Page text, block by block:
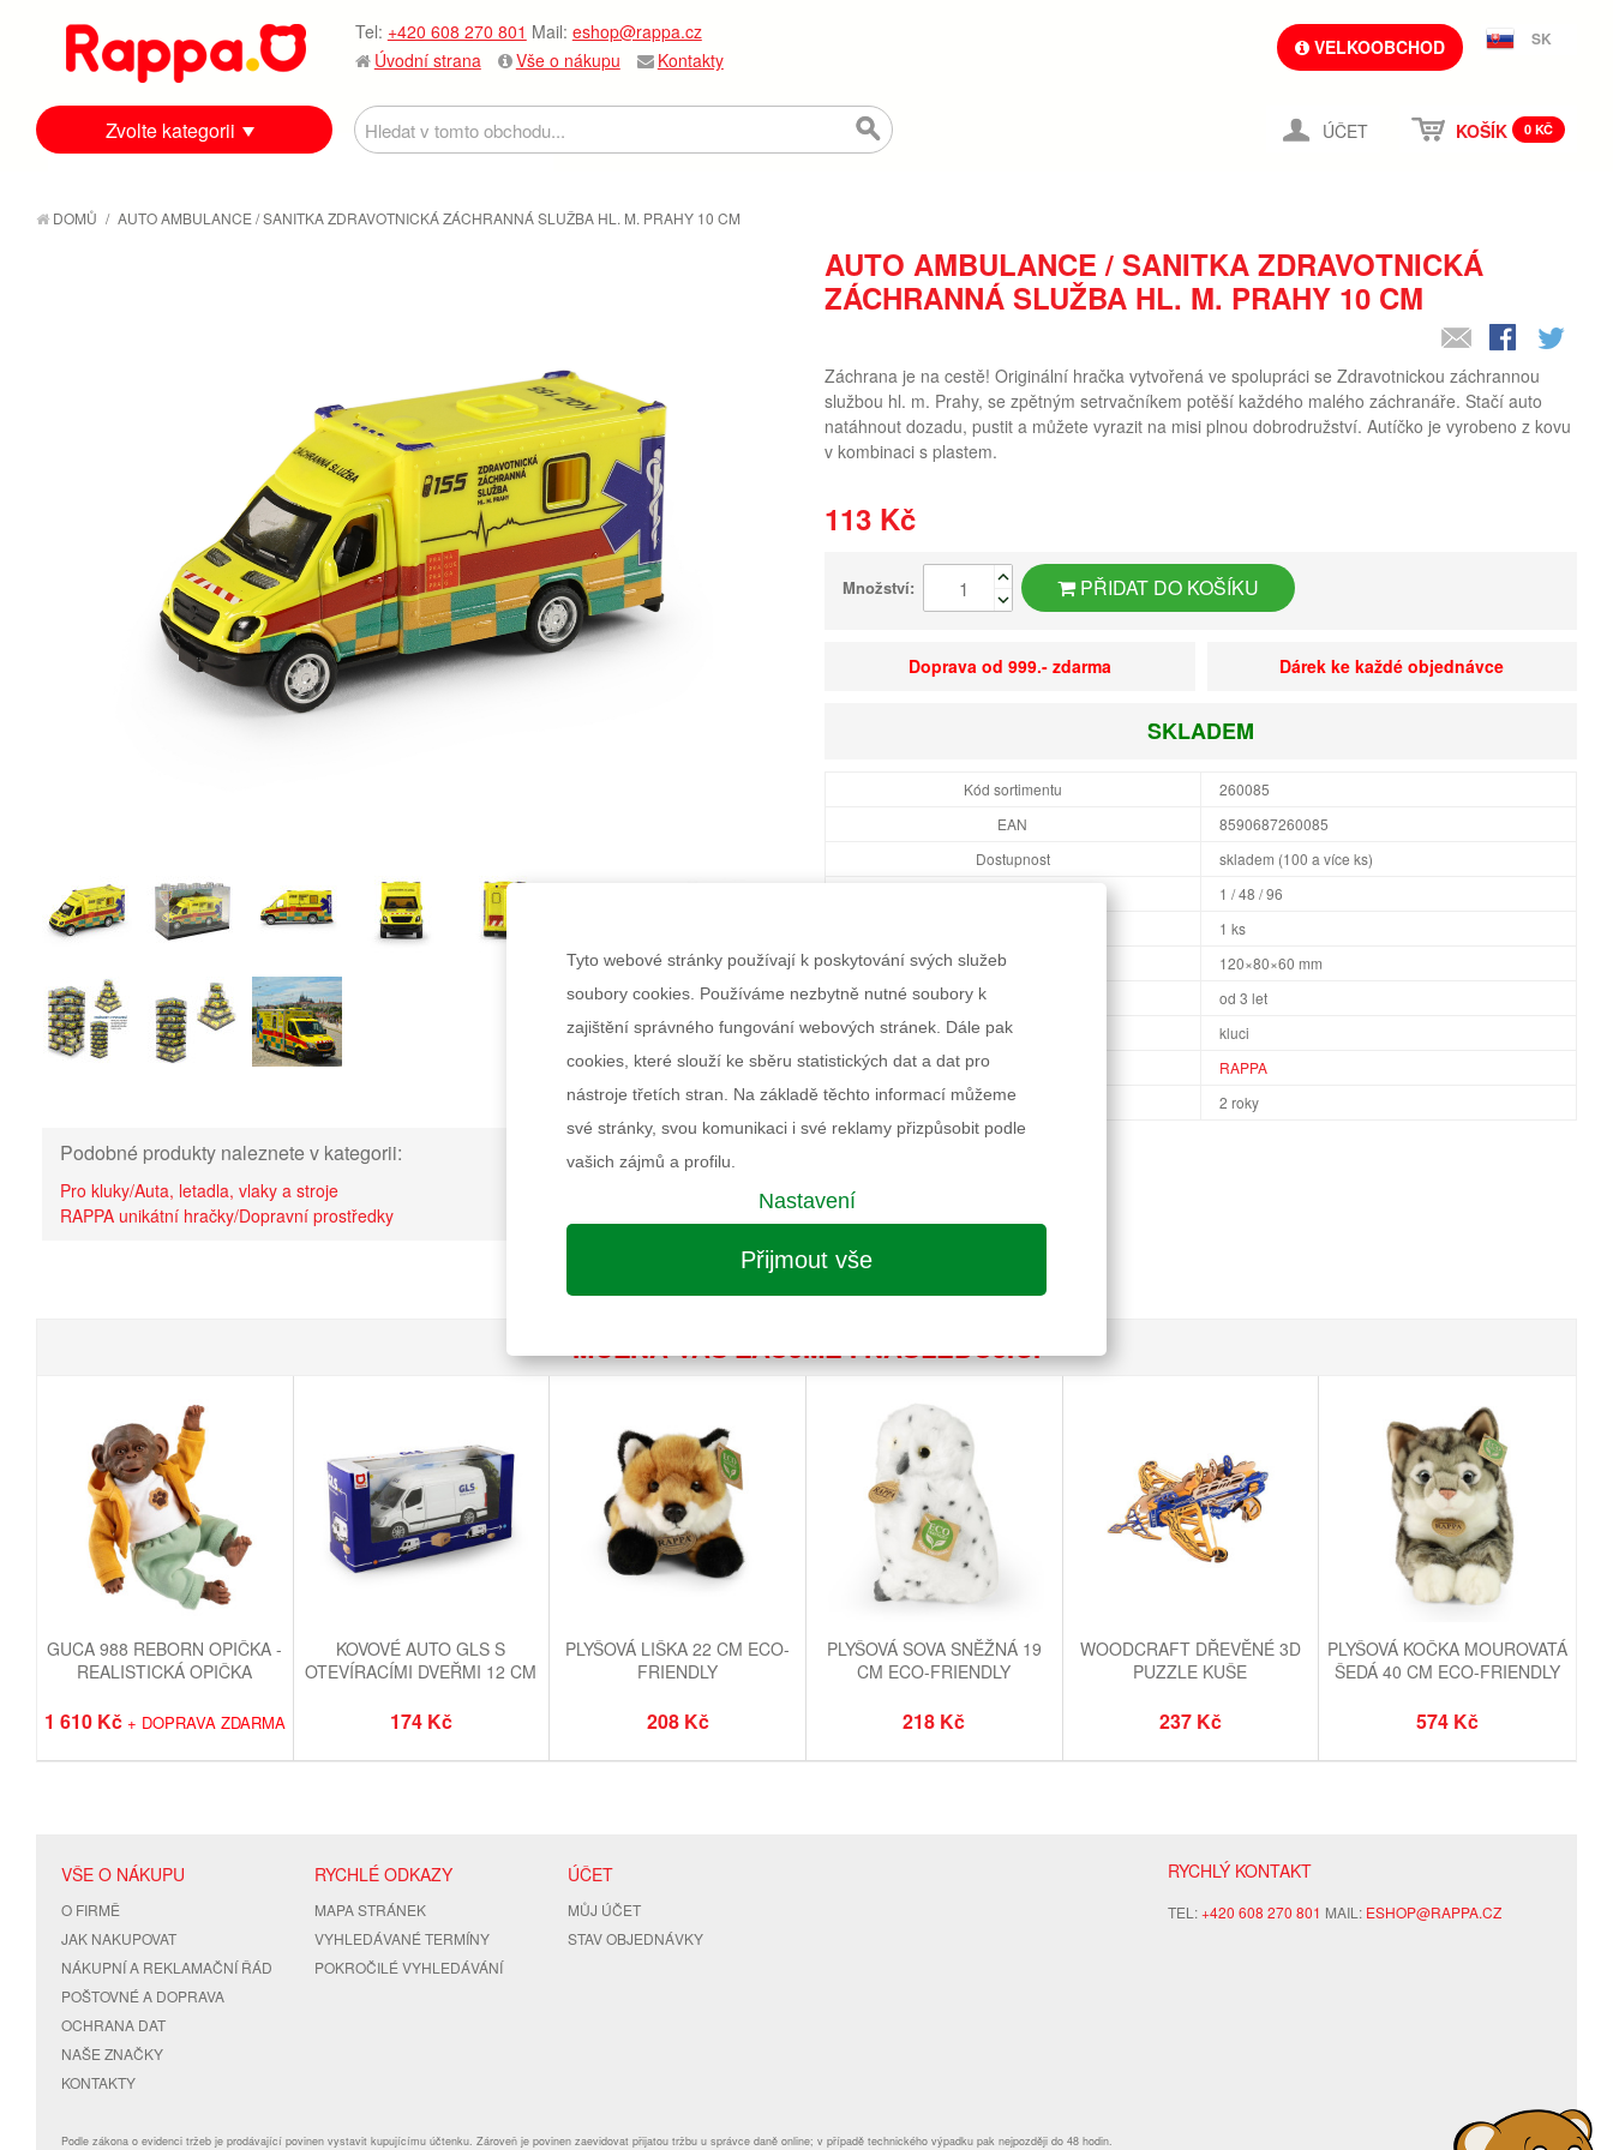
Tel: +420 608 270 801 Mail: eshop@rappa.cz
Úvodní strana
Vše o nákupu Kontakty
VELKOOBCHOD SK
ÚČET KOŠÍK 0 KČ
Zvolte kategorii
DOMŮ / AUTO AMBULANCE / SANITKA ZDRAVOTNICKÁ ZÁCHRANNÁ SLUŽBA HL. M. PRAHY 10 CM
Podobné produkty naleznete v kategorii:
Pro kluky/Auta, letadla, vlaky a stroje
RAPPA unikátní hračky/Dopravní prostředky
AUTO AMBULANCE / SANITKA ZDRAVOTNICKÁ
ZÁCHRANNÁ SLUŽBA HL. M. PRAHY 10 CM
Záchrana je na cestě! Originální hračka vytvořená ve spolupráci se Zdravotnickou záchrannou
službou hl. m. Prahy, se zpětným setrvačníkem potěší každého malého záchranáře. Stačí auto
natáhnout dozadu, pustit a můžete vyrazit na misi plnou dobrodružství. Autíčko je vyrobeno z kovu
v kombinaci s plastem.
113 Kč
Množství: PŘIDAT DO KOŠÍKU
Doprava od 999.- zdarma Dárek ke každé objednávce
SKLADEM
Kód sortimentu
260085
EAN
8590687260085
Dostupnost
skladem (100 a více ks)
1 / 48 / 96
1 ks
Rozměry balení Š×V×H
120×80×60 mm
Doporučený věk
od 3 let
Pohlaví
kluci
Výrobce
RAPPA
Záruka
2 roky
Informace k výrobku
MOŽNÁ VÁS ZAUJME I NÁSLEDUJÍCÍ
GUCA 988 REBORN OPIČKA -
REALISTICKÁ OPIČKA
LÁTKOVÝM TĚLEM - 32 CM
1 610 Kč + DOPRAVA ZDARMA
KOVOVÉ AUTO GLS S
OTEVÍRACÍMI DVEŘMI 12 CM
174 Kč
PLYŠOVÁ LIŠKA 22 CM ECO-
FRIENDLY
208 Kč
PLYŠOVÁ SOVA SNĚŽNÁ 19
CM ECO-FRIENDLY
218 Kč
WOODCRAFT DŘEVĚNÉ 3D
PUZZLE KUŠE
237 Kč
PLYŠOVÁ KOČKA MOUROVATÁ
ŠEDÁ 40 CM ECO-FRIENDLY
574 Kč
RYCHLÝ KONTAKT
TEL:+420 608 270 801 MAIL: ESHOP@RAPPA.CZ
VŠE O NÁKUPU
O FIRMĚ
JAK NAKUPOVAT
NÁKUPNÍ A REKLAMAČNÍ ŘÁD
POŠTOVNÉ A DOPRAVA
OCHRANA DAT
NAŠE ZNAČKY
KONTAKTY
RYCHLÉ ODKAZY
MAPA STRÁNEK
VYHLEDÁVANÉ TERMÍNY
POKROČILÉ VYHLEDÁVÁNÍ
ÚČET
MŮJ ÚČET
STAV OBJEDNÁVKY
Podle zákona o evidenci tržeb je prodávající povinen vystavit kupujícímu účtenku. Zároveň je povinen zaevidovat přijatou tržbu u správce daně online; v případě technického výpadku pak nejpozději do 48 hodin.
Tyto webové stránky používají k poskytování svých služeb
soubory cookies. Používáme nezbytně nutné soubory k
zajištění správného fungování webových stránek. Dále pak
cookies, které slouží ke sběru statistických dat a dat pro
nástroje třetích stran. Na základě těchto informací můžeme
své stránky, svou komunikaci i své reklamy přizpůsobit podle
vašich zájmů a profilu.
Nastavení
Přijmout vše